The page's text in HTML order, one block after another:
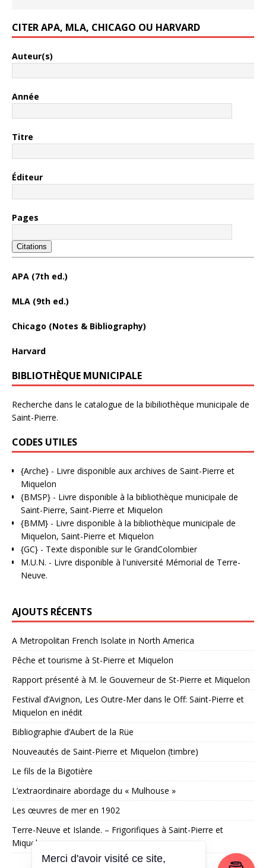
CITER APA, MLA, CHICAGO OU HARVARD
Auteur(s)
Année
Titre
Éditeur
Pages
Citations
APA (7th ed.)
MLA (9th ed.)
Chicago (Notes & Bibliography)
Harvard
BIBLIOTHÈQUE MUNICIPALE
Recherche dans le catalogue de la bibiliothèque municipale de
Saint-Pierre.
CODES UTILES
{Arche} - Livre disponible aux archives de Saint-Pierre et
Miquelon
{BMSP} - Livre disponible à la bibliothèque municipale de
Saint-Pierre, Saint-Pierre et Miquelon
{BMM} - Livre disponible à la bibliothèque municipale de
Miquelon, Saint-Pierre et Miquelon
{GC} - Texte disponible sur le GrandColombier
M.U.N. - Livre disponible à l'université Mémorial de Terre-
Neuve.
AJOUTS RÉCENTS
A Metropolitan French Isolate in North America
Pêche et tourisme à St-Pierre et Miquelon
Rapport présenté à M. le Gouverneur de St-Pierre et Miquelon
Festival d’Avignon, Les Outre-Mer dans le Off: Saint-Pierre et
Miquelon en inédit
Bibliographie d’Aubert de la Rüe
Nouveautés de Saint-Pierre et Miquelon (timbre)
Le fils de la Bigotière
L’extraordinaire abordage du « Mulhouse »
Les œuvres de mer en 1902
Terre-Neuve et Islande. – Frigorifiques à Saint-Pierre et
Miquelon
Merci d'avoir visité ce site,